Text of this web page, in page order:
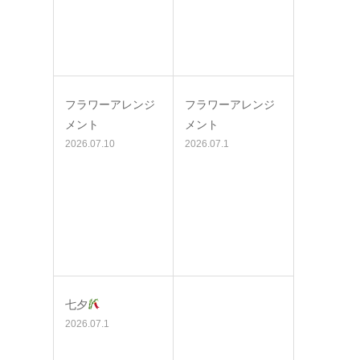
フラワーアレンジ
メント
2026.07.10
フラワーアレンジ
メント
2026.07.1
七夕
2026.07.1